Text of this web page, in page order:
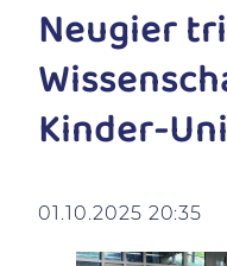
Neugier
Kinder-
01.10.2025 20:35